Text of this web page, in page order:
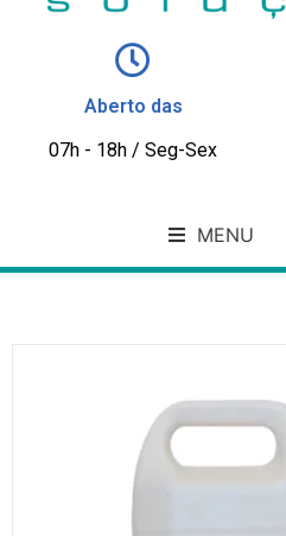
Aberto das
07h - 18h / Seg-Sex
MENU